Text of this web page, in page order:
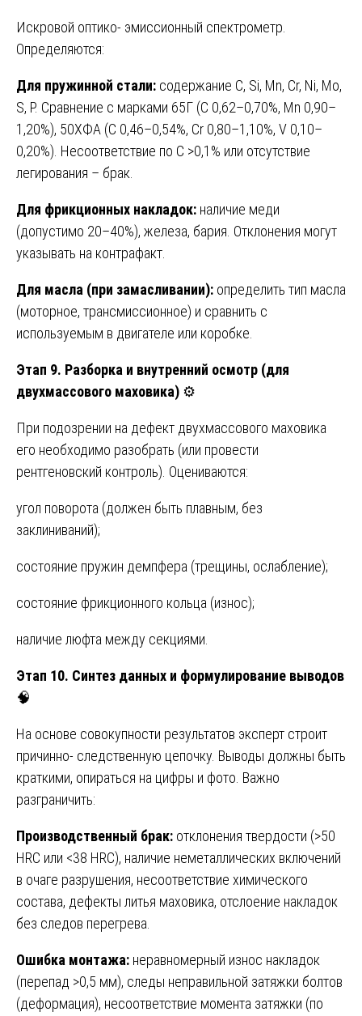
Искровой оптико- эмиссионный спектрометр.
Определяются:
Для пружинной стали: содержание C, Si, Mn, Cr, Ni, Mo,
S, P. Сравнение с марками 65Г (C 0,62–0,70%, Mn 0,90–
1,20%), 50ХФА (C 0,46–0,54%, Cr 0,80–1,10%, V 0,10–
0,20%). Несоответствие по C >0,1% или отсутствие
легирования – брак.
Для фрикционных накладок: наличие меди
(допустимо 20–40%), железа, бария. Отклонения могут
указывать на контрафакт.
Для масла (при замасливании): определить тип масла
(моторное, трансмиссионное) и сравнить с
используемым в двигателе или коробке.
Этап 9. Разборка и внутренний осмотр (для
двухмассового маховика) ⚙️
При подозрении на дефект двухмассового маховика
его необходимо разобрать (или провести
рентгеновский контроль). Оцениваются:
угол поворота (должен быть плавным, без
заклиниваний);
состояние пружин демпфера (трещины, ослабление);
состояние фрикционного кольца (износ);
наличие люфта между секциями.
Этап 10. Синтез данных и формулирование выводов
🧠
На основе совокупности результатов эксперт строит
причинно- следственную цепочку. Выводы должны быть
краткими, опираться на цифры и фото. Важно
разграничить:
Производственный брак: отклонения твердости (>50
HRC или <38 HRC), наличие неметаллических включений
в очаге разрушения, несоответствие химического
состава, дефекты литья маховика, отслоение накладок
без следов перегрева.
Ошибка монтажа: неравномерный износ накладок
(перепад >0,5 мм), следы неправильной затяжки болтов
(деформация), несоответствие момента затяжки (по